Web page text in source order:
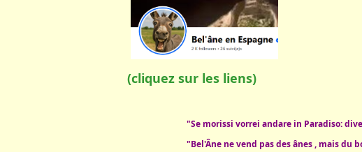
(cliquez sur les liens)
"Se morissi vorrei andare in Paradiso:
"Bel'Âne ne vend pas des ânes , mais du